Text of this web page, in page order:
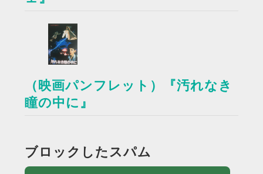
（映画パンフレット）『汚れなき
瞳の中に』
ブロックしたスパム